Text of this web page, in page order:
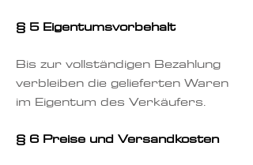
§ 5 Eigentumsvorbehalt
Bis zur vollständigen Bezahlung
verbleiben die gelieferten Waren
im Eigentum des Verkäufers.
§ 6 Preise und Versandkosten